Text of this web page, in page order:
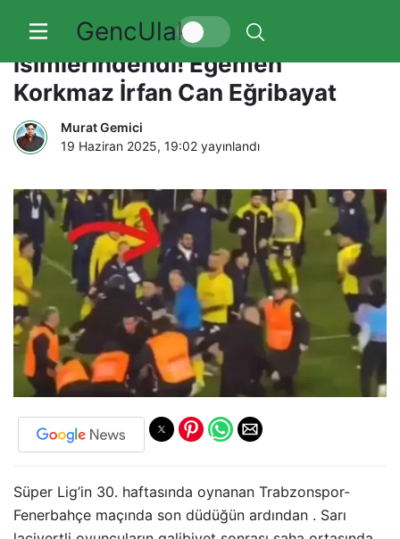
GencUlak
Gecenin en çok konuşulan
isimlerindendi! Egemen
Korkmaz İrfan Can Eğribayat
Murat Gemici
19 Haziran 2025, 19:02 yayınlandı
Süper Lig’in 30. haftasında oynanan Trabzonspor-
Fenerbahçe maçında son düdüğün ardından . Sarı